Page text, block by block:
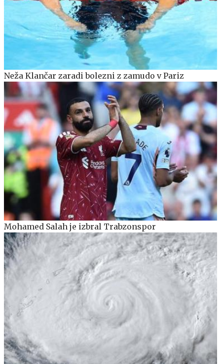
Neža Klančar zaradi bolezni z zamudo v Pariz
Mohamed Salah je izbral Trabzonspor